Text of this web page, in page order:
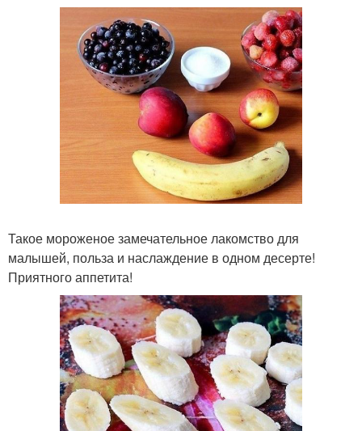
Такое мороженое замечательное лакомство для
малышей, польза и наслаждение в одном десерте!
Приятного аппетита!